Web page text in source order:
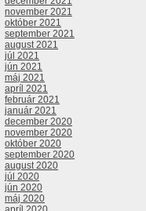
november 2021
október 2021
september 2021
august 2021
júl 2021
jún 2021
máj 2021
apríl 2021
február 2021
január 2021
december 2020
november 2020
október 2020
september 2020
august 2020
júl 2020
jún 2020
máj 2020